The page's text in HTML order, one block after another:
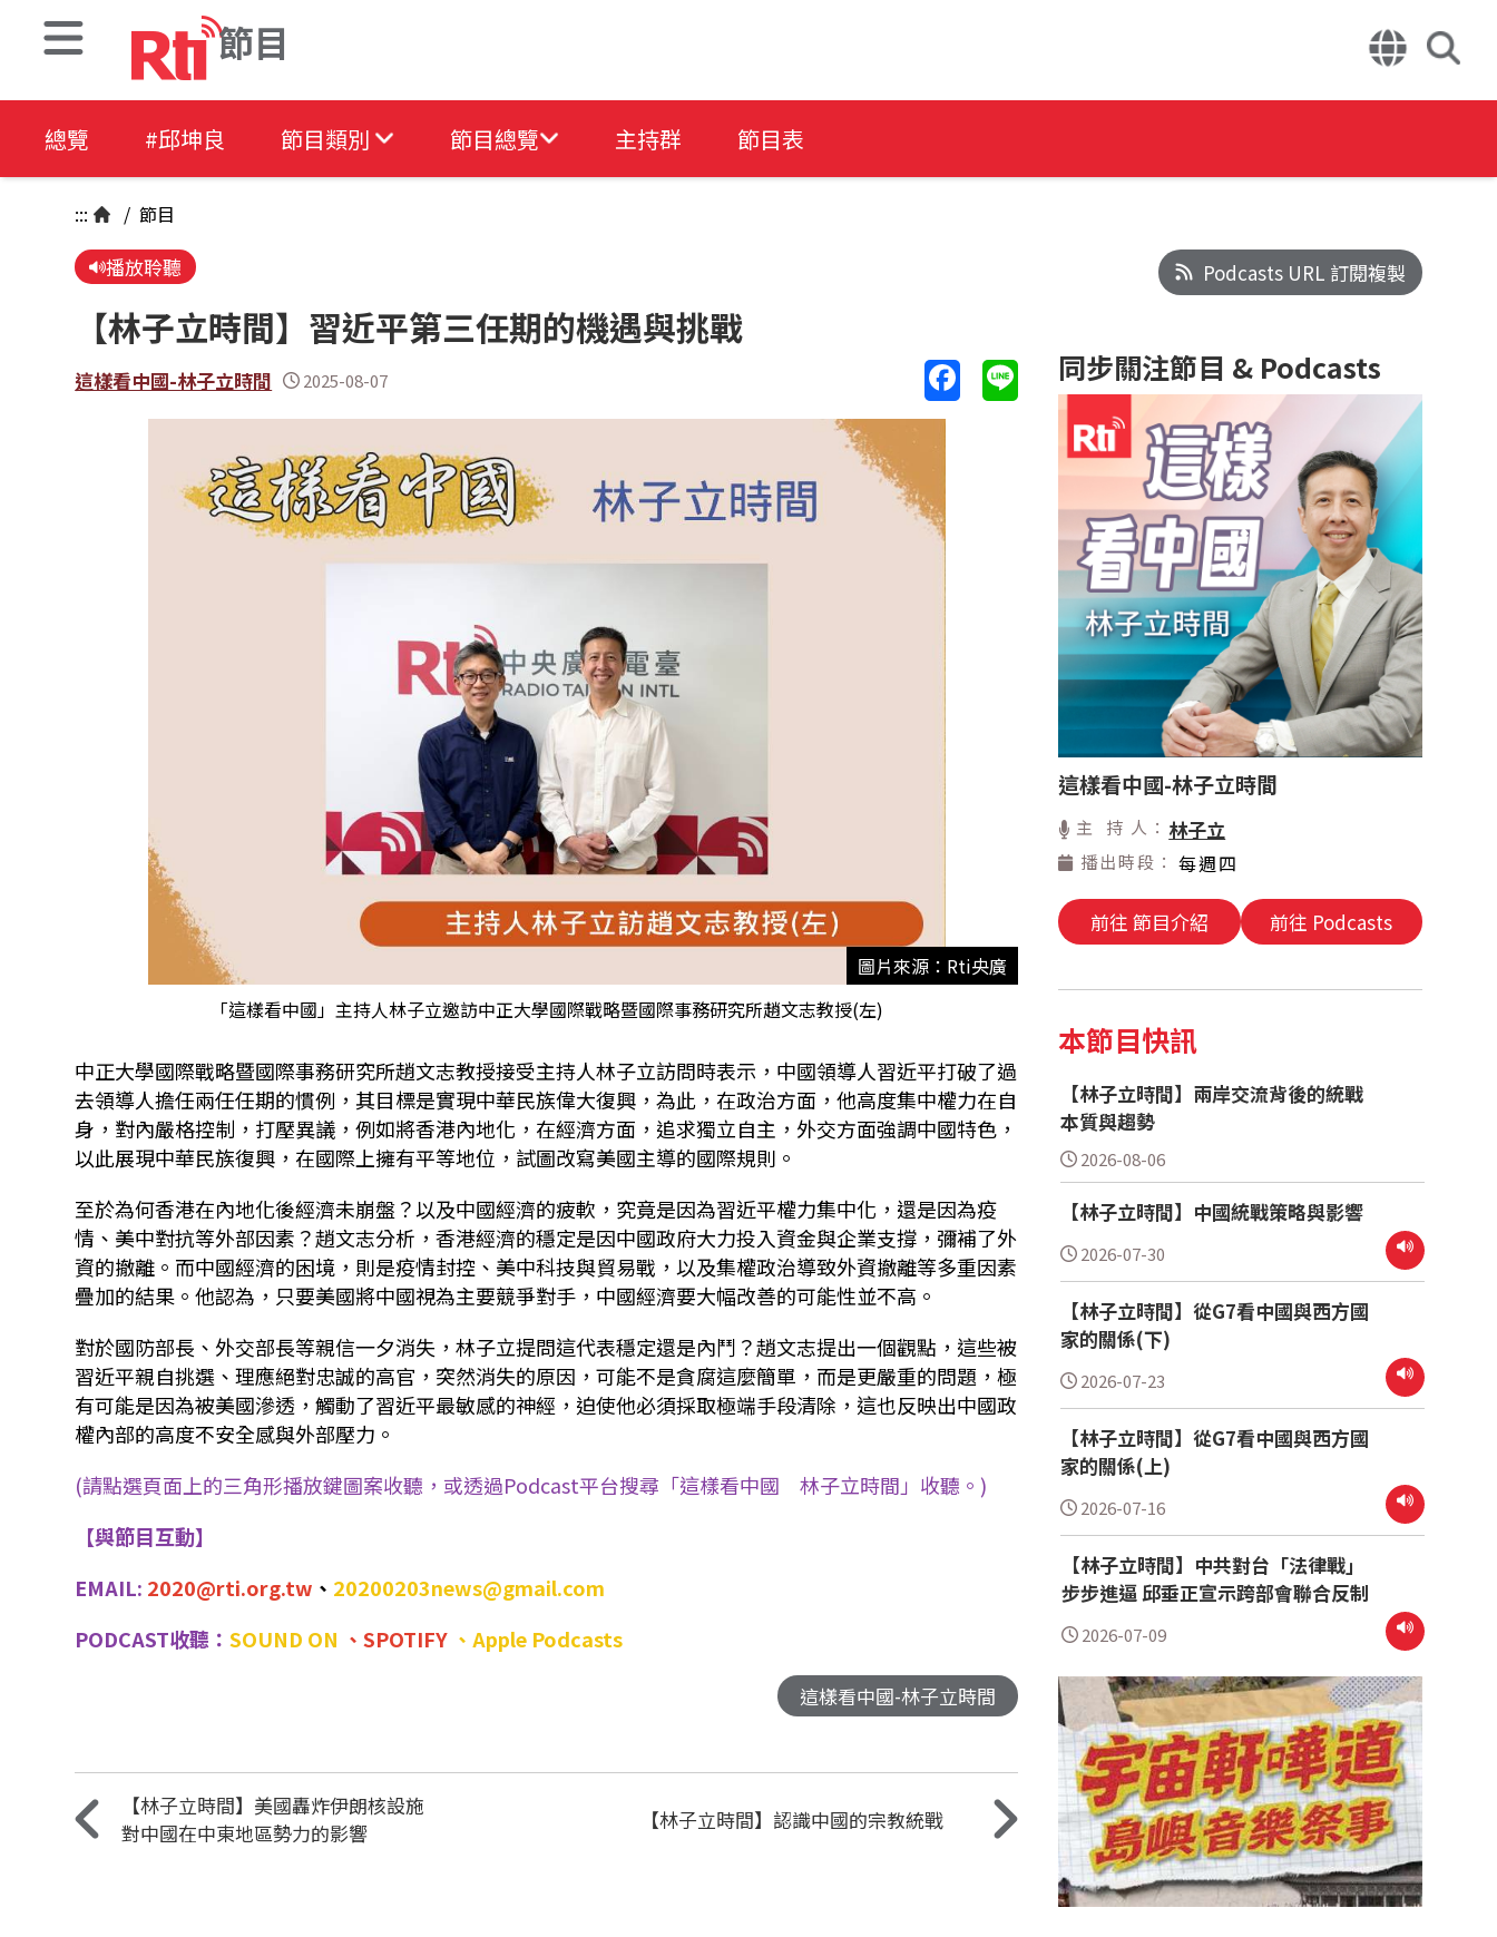
節目
總覽 #邱坤良 節目類別 節目總覽 主持群 節目表
::: / 節目
播放聆聽
【林子立時間】習近平第三任期的機遇與挑戰
這樣看中國-林子立時間 2025-08-07
圖片來源：Rti央廣
「這樣看中國」主持人林子立邀訪中正大學國際戰略暨國際事務研究所趙文志教授(左)
中正大學國際戰略暨國際事務研究所趙文志教授接受主持人林子立訪問時表示，中國領導人習近平打破了過
去領導人擔任兩任任期的慣例，其目標是實現中華民族偉大復興，為此，在政治方面，他高度集中權力在自
身，對內嚴格控制，打壓異議，例如將香港內地化，在經濟方面，追求獨立自主，外交方面強調中國特色，
以此展現中華民族復興，在國際上擁有平等地位，試圖改寫美國主導的國際規則。
至於為何香港在內地化後經濟未崩盤？以及中國經濟的疲軟，究竟是因為習近平權力集中化，還是因為疫
情、美中對抗等外部因素？趙文志分析，香港經濟的穩定是因中國政府大力投入資金與企業支撐，彌補了外
資的撤離。而中國經濟的困境，則是疫情封控、美中科技與貿易戰，以及集權政治導致外資撤離等多重因素
疊加的結果。他認為，只要美國將中國視為主要競爭對手，中國經濟要大幅改善的可能性並不高。
對於國防部長、外交部長等親信一夕消失，林子立提問這代表穩定還是內鬥？趙文志提出一個觀點，這些被
習近平親自挑選、理應絕對忠誠的高官，突然消失的原因，可能不是貪腐這麼簡單，而是更嚴重的問題，極
有可能是因為被美國滲透，觸動了習近平最敏感的神經，迫使他必須採取極端手段清除，這也反映出中國政
權內部的高度不安全感與外部壓力。
(請點選頁面上的三角形播放鍵圖案收聽，或透過Podcast平台搜尋「這樣看中國 林子立時間」收聽。)
【與節目互動】
EMAIL: 2020@rti.org.tw 、 20200203news@gmail.com
PODCAST收聽：SOUND ON 、SPOTIFY 、Apple Podcasts
這樣看中國-林子立時間
【林子立時間】美國轟炸伊朗核設施
對中國在中東地區勢力的影響
【林子立時間】認識中國的宗教統戰
Podcasts URL 訂閱複製
同步關注節目 & Podcasts
這樣看中國-林子立時間
主 持 人： 林子立
播出時段： 每週四
前往 節目介紹 前往 Podcasts
本節目快訊
【林子立時間】兩岸交流背後的統戰
本質與趨勢
2026-08-06
【林子立時間】中國統戰策略與影響
2026-07-30
【林子立時間】從G7看中國與西方國
家的關係(下)
2026-07-23
【林子立時間】從G7看中國與西方國
家的關係(上)
2026-07-16
【林子立時間】中共對台「法律戰」
步步進逼 邱垂正宣示跨部會聯合反制
2026-07-09